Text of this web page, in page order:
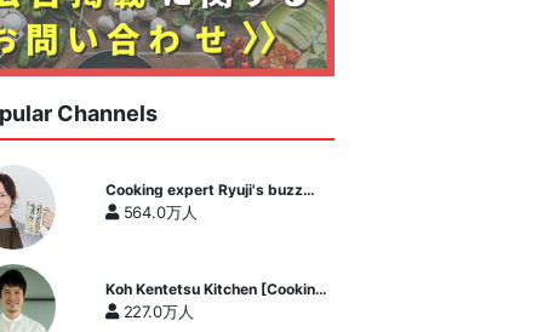
Channels
Cooking expert Ryuji's buzz
recipe
564.0万人
Koh Kentetsu Kitchen [Cooking
expert Koh Kentetsu official
channel]
227.0万人